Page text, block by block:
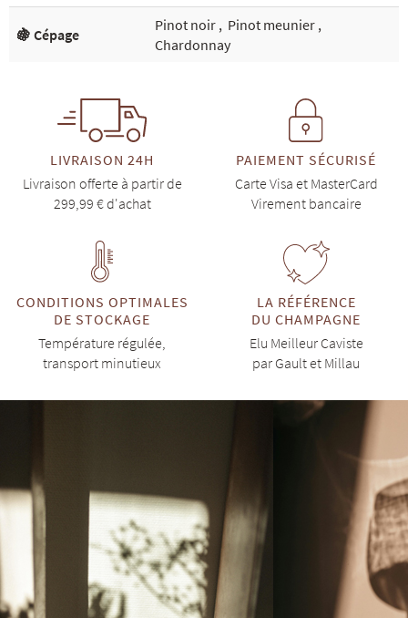
🍇 Cépage
Pinot noir , Pinot meunier ,
Chardonnay
LIVRAISON 24H
Livraison offerte à partir de
299,99 € d'achat
PAIEMENT SÉCURISÉ
Carte Visa et MasterCard
Virement bancaire
CONDITIONS OPTIMALES
DE STOCKAGE
Température régulée,
transport minutieux
LA RÉFÉRENCE
DU CHAMPAGNE
Elu Meilleur Caviste
par Gault et Millau